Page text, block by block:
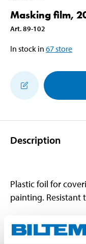
Masking film,
Art.89-102
In stock in 67store
Description
Plastic foil for
painting. Resistant
Technical